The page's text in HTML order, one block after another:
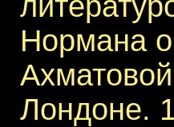
Нормана
Лондоне.